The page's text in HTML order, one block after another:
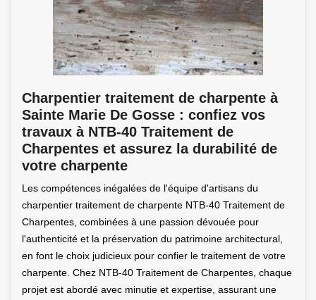
Charpentier traitement de charpente à
Sainte Marie De Gosse : confiez vos
travaux à NTB-40 Traitement de
Charpentes et assurez la durabilité de
votre charpente
Les compétences inégalées de l'équipe d'artisans du
charpentier traitement de charpente NTB-40 Traitement de
Charpentes, combinées à une passion dévouée pour
l'authenticité et la préservation du patrimoine architectural,
en font le choix judicieux pour confier le traitement de votre
charpente. Chez NTB-40 Traitement de Charpentes, chaque
projet est abordé avec minutie et expertise, assurant une